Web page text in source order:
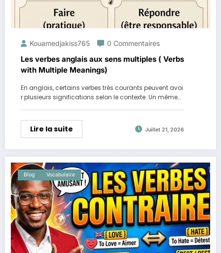
Kouamedjakiss765 0 Commentaires
Les verbes anglais aux sens multiples ( Verbs
with Multiple Meanings)
En anglais, certains verbes très courants peuvent avoi
r plusieurs significations selon le contexte. Un même…
Lire la suite Juillet 21, 2026
Blog Vocabulaire